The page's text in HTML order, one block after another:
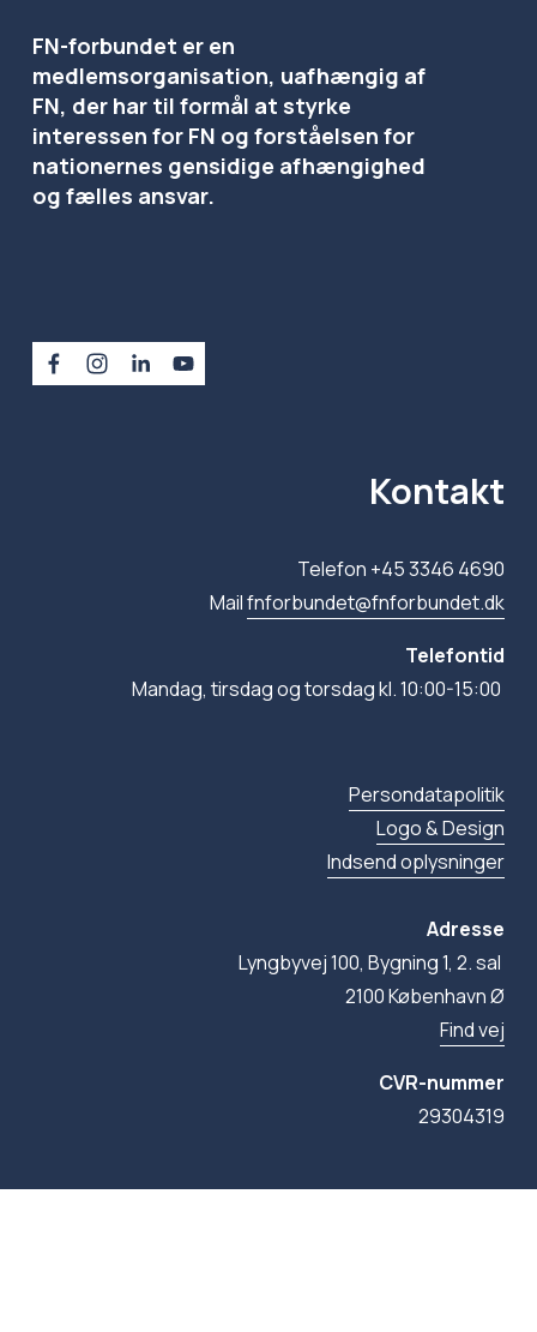
FN-forbundet er en
medlemsorganisation, uafhængig af
FN, der har til formål at styrke
interessen for FN og forståelsen for
nationernes gensidige afhængighed
og fælles ansvar.
Kontakt
Telefon +45 3346 4690
Mail fnforbundet@fnforbundet.dk
Telefontid
Mandag, tirsdag og torsdag kl. 10:00-15:00
Persondatapolitik
Logo & Design
Indsend oplysninger
Adresse
Lyngbyvej 100, Bygning 1, 2. sal
2100 København Ø
Find vej
CVR-nummer
29304319